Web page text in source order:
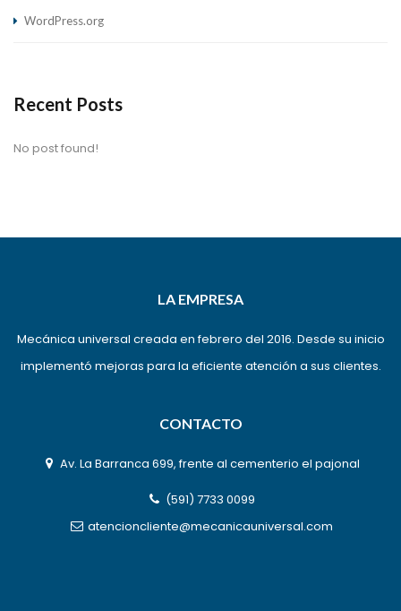
WordPress.org
Recent Posts
No post found!
LA EMPRESA
Mecánica universal creada en febrero del 2016. Desde su inicio
implementó mejoras para la eficiente atención a sus clientes.
CONTACTO
Av. La Barranca 699, frente al cementerio el pajonal
(591) 7733 0099
atencioncliente@mecanicauniversal.com